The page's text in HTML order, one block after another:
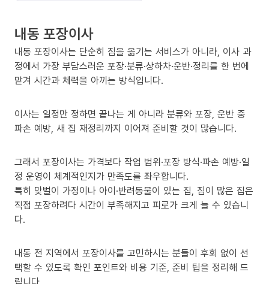
내동 포장이사
내동 포장이사는 단순히 짐을 옮기는 서비스가 아니라, 이사 과
정에서 가장 부담스러운 포장·분류·상하차·운반·정리를 한 번에
맡겨 시간과 체력을 아끼는 방식입니다.
이사는 일정만 정하면 끝나는 게 아니라 분류와 포장, 운반 중
파손 예방, 새 집 재정리까지 이어져 준비할 것이 많습니다.
그래서 포장이사는 가격보다 작업 범위·포장 방식·파손 예방·일
정 운영이 체계적인지가 만족도를 좌우합니다.
특히 맞벌이 가정이나 아이·반려동물이 있는 집, 짐이 많은 집은
직접 포장하려다 시간이 부족해지고 피로가 크게 늘 수 있습니
다.
내동 전 지역에서 포장이사를 고민하시는 분들이 후회 없이 선
택할 수 있도록 확인 포인트와 비용 기준, 준비 팁을 정리해 드